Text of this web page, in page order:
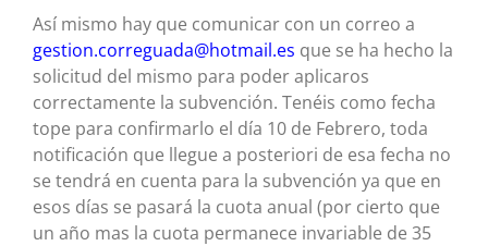
Así mismo hay que comunicar con un correo a
gestion.correguada@hotmail.es que se ha hecho la
solicitud del mismo para poder aplicaros
correctamente la subvención. Tenéis como fecha
tope para confirmarlo el día 10 de Febrero, toda
notificación que llegue a posteriori de esa fecha no
se tendrá en cuenta para la subvención ya que en
esos días se pasará la cuota anual (por cierto que
un año mas la cuota permanece invariable de 35